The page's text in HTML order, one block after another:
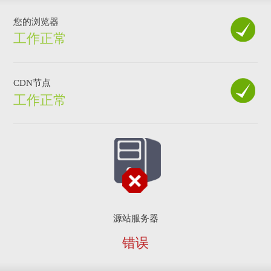
您的浏览器
工作正常
CDN节点
工作正常
源站服务器
错误